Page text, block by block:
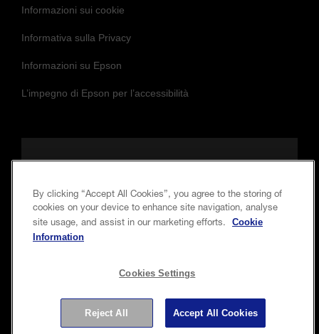
Informazioni sui cookie
Informativa sulla Privacy
Informazioni su Epson
L’impegno di Epson per l’accessibilità
Copyright © 2026 Seiko Epson Corporation. Tutti i diritti
riservati.
By clicking “Accept All Cookies”, you agree to the storing of
cookies on your device to enhance site navigation, analyse
site usage, and assist in our marketing efforts.
Cookie
Information
Cookies Settings
Reject All Accept All Cookies